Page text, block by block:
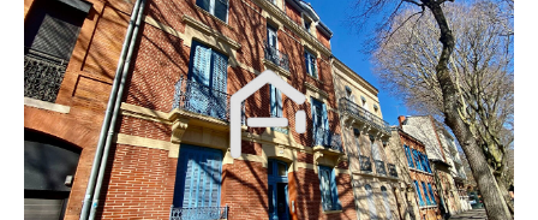
à la clé Contact Dossier complet sur demande possibilité
d'acquisition de plusieurs lots. La présente annonce
immobilière a été rédigée sous la responsabilité
éditoriale de M. ZAFRAN Frédéric, mandataire
indépendant en immobilier (sans détention de fonds),
agent commercial du Réseau France Proprio, immatriculé
au RSAC de Toulouse sous le numéro 503111049